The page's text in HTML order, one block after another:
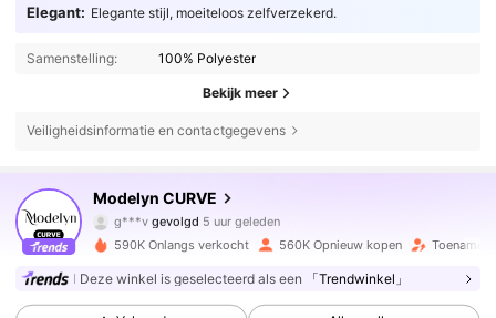
Elegant: Elegante stijl, moeiteloos zelfverzekerd.
Samenstelling: 100% Polyester
Bekijk meer
Veiligheidsinformatie en contactgegevens
Modelyn CURVE
g***vgevolgd5 uur geleden
s***2is aan het browsen
4.85
321K Volgers
4.85 321K Volgers
590K Onlangs verkocht 560K Opnieuw kopen Toename
Deze winkel is geselecteerd als een 「Trendwinkel」